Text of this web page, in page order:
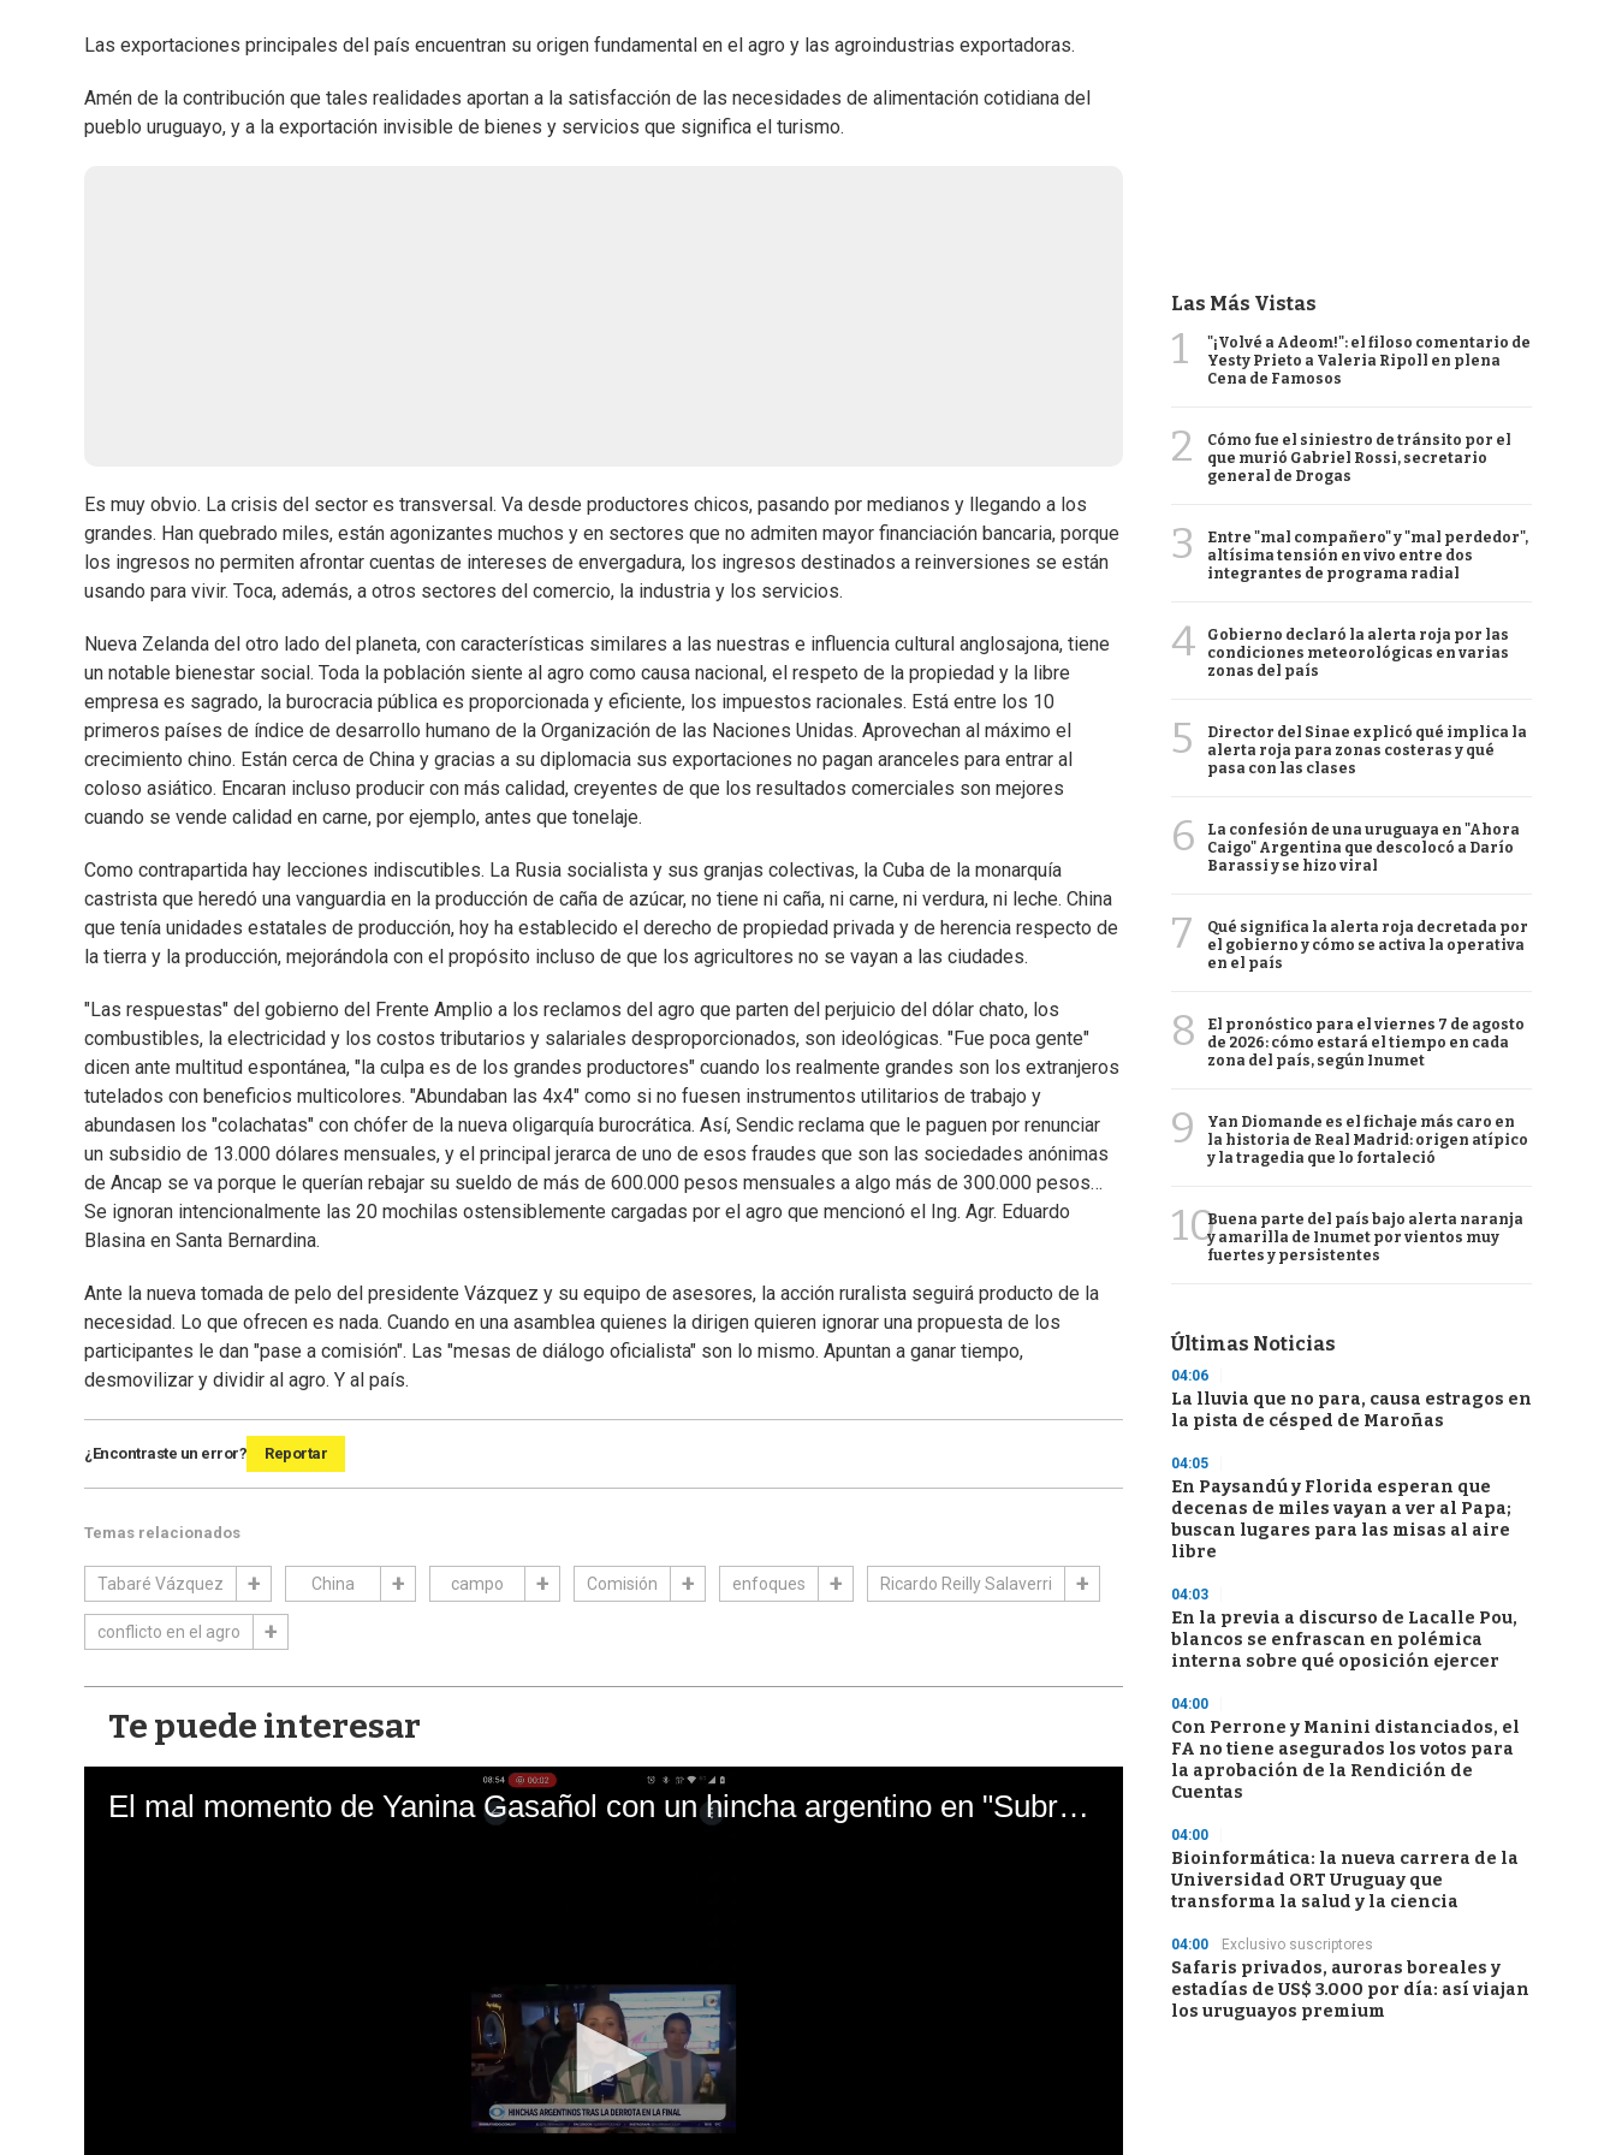
Las exportaciones principales del país encuentran su origen fundamental en el agro y las agroindustrias exportadoras.
Amén de la contribución que tales realidades aportan a la satisfacción de las necesidades de alimentación cotidiana del
pueblo uruguayo, y a la exportación invisible de bienes y servicios que significa el turismo.
Es muy obvio. La crisis del sector es transversal. Va desde productores chicos, pasando por medianos y llegando a los
grandes. Han quebrado miles, están agonizantes muchos y en sectores que no admiten mayor financiación bancaria, porque
los ingresos no permiten afrontar cuentas de intereses de envergadura, los ingresos destinados a reinversiones se están
usando para vivir. Toca, además, a otros sectores del comercio, la industria y los servicios.
Nueva Zelanda del otro lado del planeta, con características similares a las nuestras e influencia cultural anglosajona, tiene
un notable bienestar social. Toda la población siente al agro como causa nacional, el respeto de la propiedad y la libre
empresa es sagrado, la burocracia pública es proporcionada y eficiente, los impuestos racionales. Está entre los 10
primeros países de índice de desarrollo humano de la Organización de las Naciones Unidas. Aprovechan al máximo el
crecimiento chino. Están cerca de China y gracias a su diplomacia sus exportaciones no pagan aranceles para entrar al
coloso asiático. Encaran incluso producir con más calidad, creyentes de que los resultados comerciales son mejores
cuando se vende calidad en carne, por ejemplo, antes que tonelaje.
Como contrapartida hay lecciones indiscutibles. La Rusia socialista y sus granjas colectivas, la Cuba de la monarquía
castrista que heredó una vanguardia en la producción de caña de azúcar, no tiene ni caña, ni carne, ni verdura, ni leche. China
que tenía unidades estatales de producción, hoy ha establecido el derecho de propiedad privada y de herencia respecto de
la tierra y la producción, mejorándola con el propósito incluso de que los agricultores no se vayan a las ciudades.
"Las respuestas" del gobierno del Frente Amplio a los reclamos del agro que parten del perjuicio del dólar chato, los
combustibles, la electricidad y los costos tributarios y salariales desproporcionados, son ideológicas. "Fue poca gente"
dicen ante multitud espontánea, "la culpa es de los grandes productores" cuando los realmente grandes son los extranjeros
tutelados con beneficios multicolores. "Abundaban las 4x4" como si no fuesen instrumentos utilitarios de trabajo y
abundasen los "colachatas" con chófer de la nueva oligarquía burocrática. Así, Sendic reclama que le paguen por renunciar
un subsidio de 13.000 dólares mensuales, y el principal jerarca de uno de esos fraudes que son las sociedades anónimas
de Ancap se va porque le querían rebajar su sueldo de más de 600.000 pesos mensuales a algo más de 300.000 pesos…
Se ignoran intencionalmente las 20 mochilas ostensiblemente cargadas por el agro que mencionó el Ing. Agr. Eduardo
Blasina en Santa Bernardina.
Ante la nueva tomada de pelo del presidente Vázquez y su equipo de asesores, la acción ruralista seguirá producto de la
necesidad. Lo que ofrecen es nada. Cuando en una asamblea quienes la dirigen quieren ignorar una propuesta de los
participantes le dan "pase a comisión". Las "mesas de diálogo oficialista" son lo mismo. Apuntan a ganar tiempo,
desmovilizar y dividir al agro. Y al país.
¿Encontraste un error? Reportar
Temas relacionados
Tabaré Vázquez China campo Comisión enfoques Ricardo Reilly Salaverri
conflicto en el agro
Te puede interesar
El mal momento de Yanina Gasañol con un hincha argentino en "Subrayado"
Las Más Vistas
1
"¡Volvé a Adeom!": el filoso comentario de
Yesty Prieto a Valeria Ripoll en plena
Cena de Famosos
2
Cómo fue el siniestro de tránsito por el
que murió Gabriel Rossi, secretario
general de Drogas
3
Entre "mal compañero" y "mal perdedor",
altísima tensión en vivo entre dos
integrantes de programa radial
4
Gobierno declaró la alerta roja por las
condiciones meteorológicas en varias
zonas del país
5
Director del Sinae explicó qué implica la
alerta roja para zonas costeras y qué
pasa con las clases
6
La confesión de una uruguaya en "Ahora
Caigo" Argentina que descolocó a Darío
Barassi y se hizo viral
7
Qué significa la alerta roja decretada por
el gobierno y cómo se activa la operativa
en el país
8
El pronóstico para el viernes 7 de agosto
de 2026: cómo estará el tiempo en cada
zona del país, según Inumet
9
Yan Diomande es el fichaje más caro en
la historia de Real Madrid: origen atípico
y la tragedia que lo fortaleció
10Buena parte del país bajo alerta naranja
y amarilla de Inumet por vientos muy
fuertes y persistentes
Últimas Noticias
04:06
La lluvia que no para, causa estragos en
la pista de césped de Maroñas
04:05
En Paysandú y Florida esperan que
decenas de miles vayan a ver al Papa;
buscan lugares para las misas al aire
libre
04:03
En la previa a discurso de Lacalle Pou,
blancos se enfrascan en polémica
interna sobre qué oposición ejercer
04:00
Con Perrone y Manini distanciados, el
FA no tiene asegurados los votos para
la aprobación de la Rendición de
Cuentas
04:00
Bioinformática: la nueva carrera de la
Universidad ORT Uruguay que
transforma la salud y la ciencia
04:00 Exclusivo suscriptores
Safaris privados, auroras boreales y
estadías de US$ 3.000 por día: así viajan
los uruguayos premium